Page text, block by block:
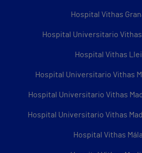
Hospital Vithas
Hospital Universitario Vithas
Hospital Vithas
Hospital Universitario Vithas
Hospital Universitario Vithas
Hospital Universitario Vithas
Hospital Vithas